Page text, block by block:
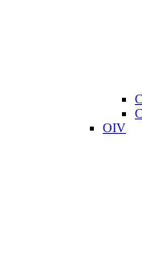
OIV